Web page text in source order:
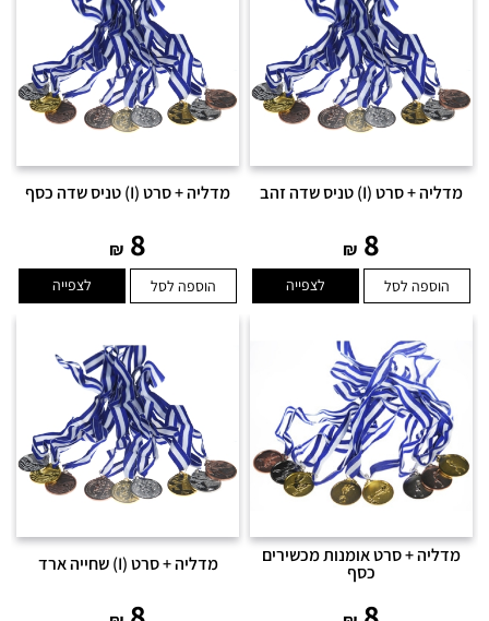
מדליה + סרט (I) טניס שדה זהב
8
₪
הוספה לסל לצפייה
מדליה + סרט (I) טניס שדה כסף
8
₪
הוספה לסל לצפייה
מדליה + סרט אומנות מכשירים
כסף מדליה + סרט (I) שחייה ארד